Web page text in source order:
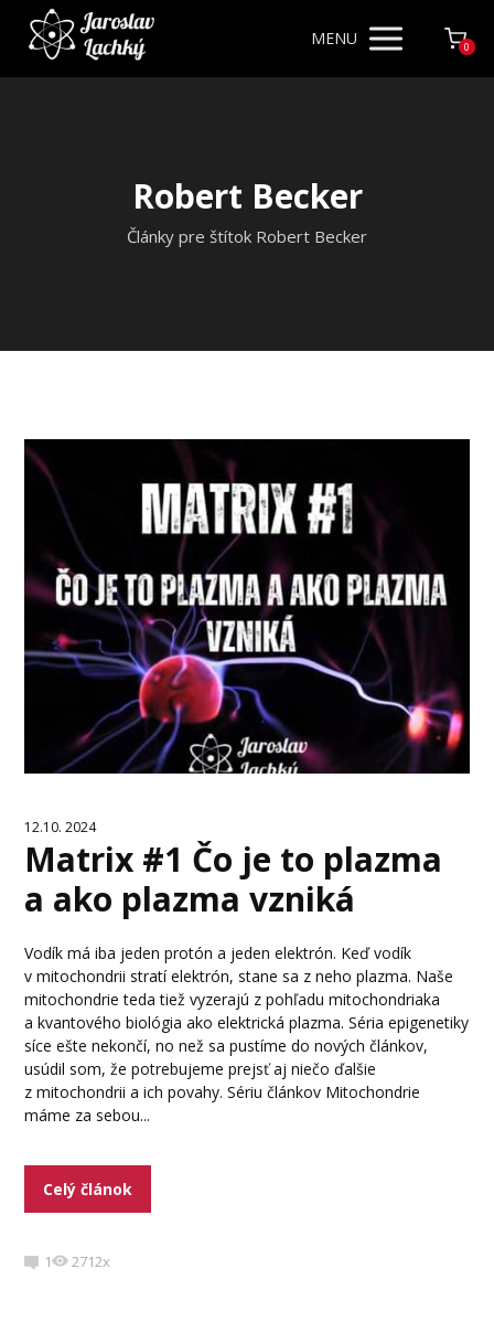
MENU 0
Robert Becker
Články pre štítok Robert Becker
12.10. 2024
Matrix #1 Čo je to plazma
a ako plazma vzniká
Vodík má iba jeden protón a jeden elektrón. Keď vodík
v mitochondrii stratí elektrón, stane sa z neho plazma. Naše
mitochondrie teda tiež vyzerajú z pohľadu mitochondriaka
a kvantového biológia ako elektrická plazma. Séria epigenetiky
síce ešte nekončí, no než sa pustíme do nových článkov,
usúdil som, že potrebujeme prejsť aj niečo ďalšie
z mitochondrii a ich povahy. Sériu článkov Mitochondrie
máme za sebou...
Celý článok
1 2712x